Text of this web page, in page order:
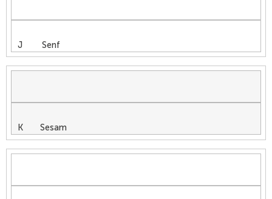
J Senf
K Sesam